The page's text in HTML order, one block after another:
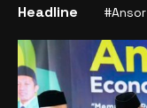
Headline #Ansor